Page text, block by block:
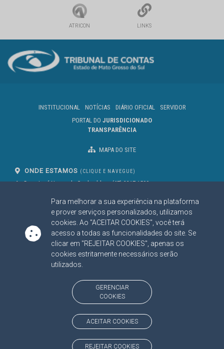
Para melhorar a sua experiência na plataforma
e prover serviços personalizados, utilizamos
cookies. Ao "ACEITAR COOKIES", você terá
acesso a todas as funcionalidades do site. Se
clicar em "REJEITAR COOKIES", apenas os
cookies estritamente necessários serão
utilizados.
GERENCIAR
COOKIES
ACEITAR COOKIES
REJEITAR COOKIES
ATRICON LINKS
INSTITUCIONAL NOTÍCIAS DIÁRIO OFICIAL
SERVIDOR
PORTAL DO JURISDICIONADO
TRANSPARÊNCIA
MAPA DO SITE
ONDE ESTAMOS (CLIQUE E NAVEGUE)
Av. Des. José Nunes da Cunha, bloco
Campo Grande/MS
CEP: 79031-310
(67) 3317-1500
SIGA NOSSAS REDES SOCIAIS
Linked InYoutube
Facebook
X
BAIXE NOSSO APLICATIVO
https://www.tce.ms.gov.br